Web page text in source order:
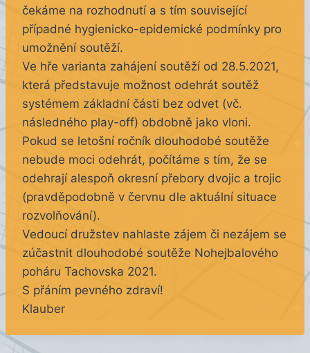
čekáme na rozhodnutí a s tím související
případné hygienicko-epidemické podmínky pro
umožnění soutěží.
Ve hře varianta zahájení soutěží od 28.5.2021,
která představuje možnost odehrát soutěž
systémem základní části bez odvet (vč.
následného play-off) obdobně jako vloni.
Pokud se letošní ročník dlouhodobé soutěže
nebude moci odehrát, počítáme s tím, že se
odehrají alespoň okresní přebory dvojic a trojic
(pravděpodobně v červnu dle aktuální situace
rozvolňování).
Vedoucí družstev nahlaste zájem či nezájem se
zúčastnit dlouhodobé soutěže Nohejbalového
poháru Tachovska 2021.
S přáním pevného zdraví!
Klauber